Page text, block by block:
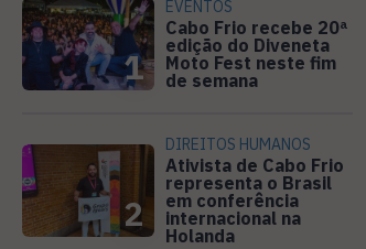
1
EVENTOS
Cabo Frio recebe 20ª
edição do Diveneta
Moto Fest neste fim
de semana
2
DIREITOS HUMANOS
Ativista de Cabo Frio
representa o Brasil
em conferência
internacional na
Holanda